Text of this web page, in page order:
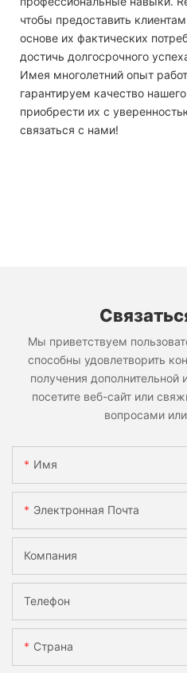
чтобы предоставить
основе их фактических
достичь долгосрочного
Имея многолетний опыт
гарантируем качество
приобрести их с
связаться с нами!
Мы приветствуем
способны удовлетворить
получения
посетите веб-сайт или
вопросами
Имя
Электронная Почта
Компания
Телефон
Страна